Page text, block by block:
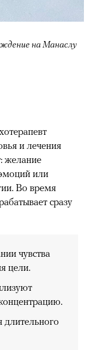
на Манаслу
и лечения
желание
или
Во время
сразу
чувства
цели.
длительного